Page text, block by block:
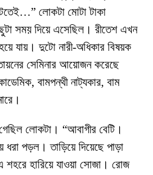
লোকটা মোটা টাকা
সময় দিয়ে এসেছিল। রীতেশ এখন
যায়। দুটো নারী-অধিকার বিষয়ক
সেমিনার আয়োজন করেছে
বামপন্থী নাট্যকার, বাম
গেছিল লোকটা। “আবাগীর বেটি।
ধরা পড়ল। তাড়িয়ে দিয়েছে পাড়া
হারিয়ে যাওয়া সোজা। রোজ